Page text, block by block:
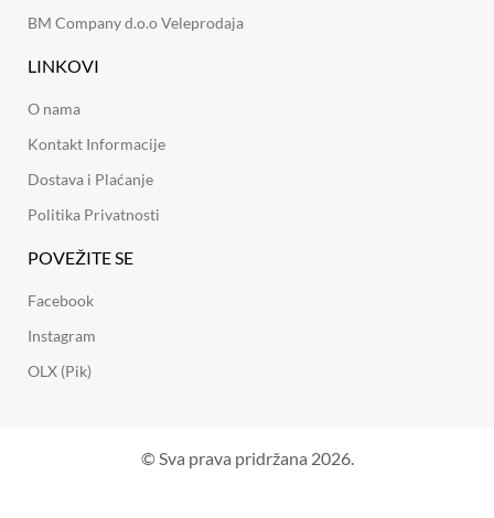
BM Company d.o.o Veleprodaja
LINKOVI
O nama
Kontakt Informacije
Dostava i Plaćanje
Politika Privatnosti
POVEŽITE SE
Facebook
Instagram
OLX (Pik)
© Sva prava pridržana 2026.